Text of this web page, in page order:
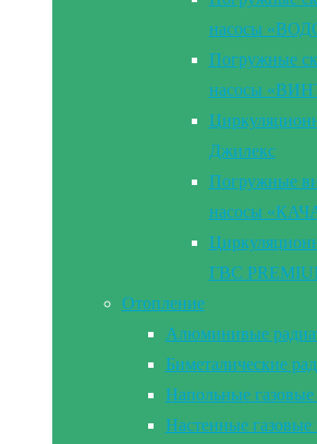
насосы
Погружные
насосы
Джилекс
Погружные
насосы
ГВС
Отопление
Алюминивые
Биметалические
Напольные газовые
Настенные газовые